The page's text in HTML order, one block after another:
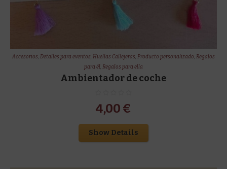
Accesorios, Detalles para eventos, Huellas Callejeras, Producto personalizado, Regalos
para él, Regalos para ella
Ambientador de coche
4,00 €
Show Details